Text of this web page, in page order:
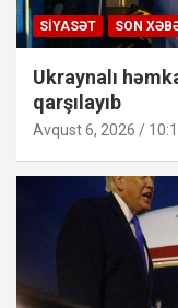
SIYASƏT SON
Ukraynalı
qarşılayıb
Avqust 6, 2026 /